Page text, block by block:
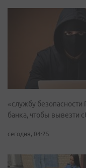
«службу безопасности
банка, чтобы вывезти
сегодня, 04:25